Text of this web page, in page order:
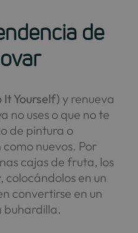
de
Yourself) y renueva
no uses o que no te
de pintura o
nuevos. Por
cajas de fruta, los
en un
convertirse en un
buhardilla.